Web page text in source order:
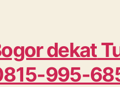
dekat
995-